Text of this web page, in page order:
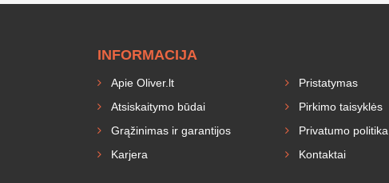
INFORMACIJA
Apie Oliver.lt
Pristatymas
Atsiskaitymo būdai
Pirkimo taisyklės
Grąžinimas ir garantijos
Privatumo politika
Karjera
Kontaktai